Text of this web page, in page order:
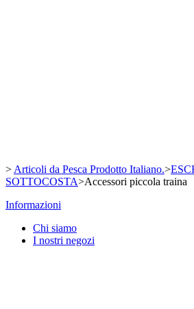
> Articoli da Pesca Prodotto Italiano.>
SOTTOCOSTA>Accessori piccola traina
Informazioni
Chi siamo
I nostri negozi